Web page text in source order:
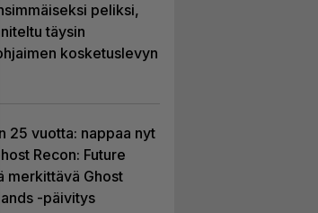
peliksi,
täysin
kosketuslevyn
25 vuotta: nappaa nyt
Recon: Future
merkittävä Ghost
-päivitys